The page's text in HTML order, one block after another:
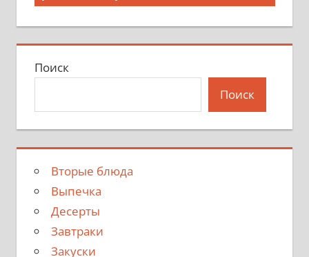
Поиск
Поиск
Вторые блюда
Выпечка
Десерты
Завтраки
Закуски